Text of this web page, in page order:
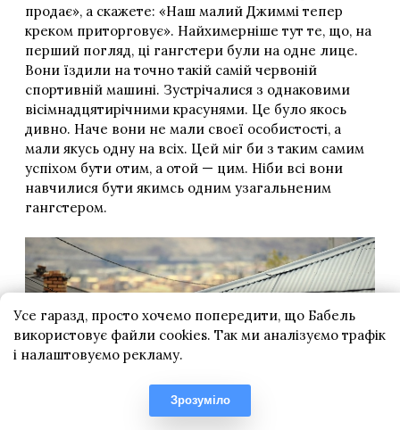
Усе гаразд, просто хочемо попередити, що Бабель
використовує файли cookies. Так ми аналізуємо трафік
і налаштовуємо рекламу.
Зрозуміло